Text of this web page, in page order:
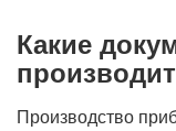
Какие
Производство